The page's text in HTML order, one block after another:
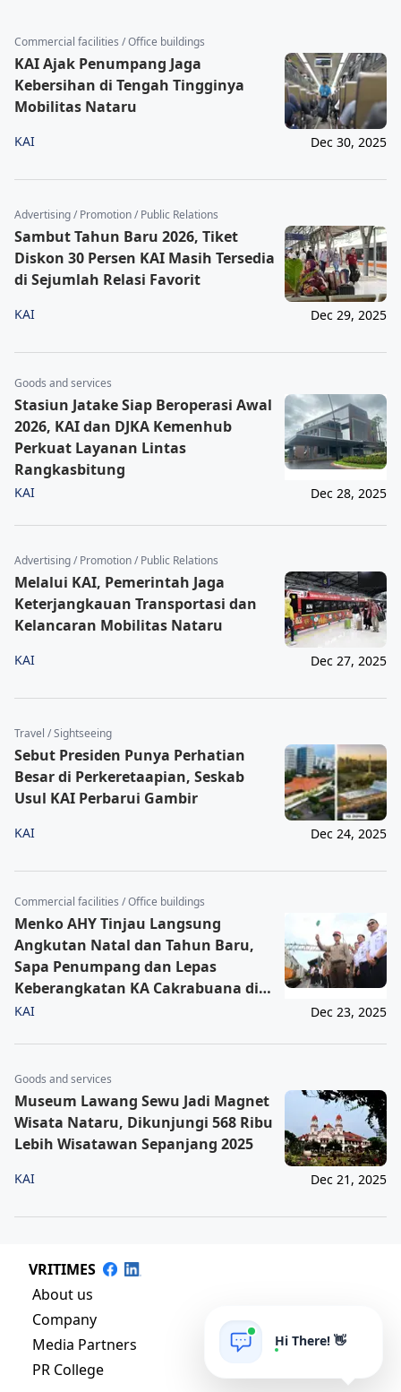
Commercial facilities / Office buildings
KAI Ajak Penumpang Jaga
Kebersihan di Tengah Tingginya
Mobilitas Nataru
KAI Dec 30, 2025
Advertising / Promotion / Public Relations
Sambut Tahun Baru 2026, Tiket
Diskon 30 Persen KAI Masih Tersedia
di Sejumlah Relasi Favorit
KAI Dec 29, 2025
Goods and services
Stasiun Jatake Siap Beroperasi Awal
2026, KAI dan DJKA Kemenhub
Perkuat Layanan Lintas
Rangkasbitung
KAI Dec 28, 2025
Advertising / Promotion / Public Relations
Melalui KAI, Pemerintah Jaga
Keterjangkauan Transportasi dan
Kelancaran Mobilitas Nataru
KAI Dec 27, 2025
Travel / Sightseeing
Sebut Presiden Punya Perhatian
Besar di Perkeretaapian, Seskab
Usul KAI Perbarui Gambir
KAI Dec 24, 2025
Commercial facilities / Office buildings
Menko AHY Tinjau Langsung
Angkutan Natal dan Tahun Baru,
Sapa Penumpang dan Lepas
Keberangkatan KA Cakrabuana di
Gambir
KAI Dec 23, 2025
Goods and services
Museum Lawang Sewu Jadi Magnet
Wisata Nataru, Dikunjungi 568 Ribu
Lebih Wisatawan Sepanjang 2025
KAI Dec 21, 2025
VRITIMES
About us
Company
Media Partners
PR College
Hi There! 👋